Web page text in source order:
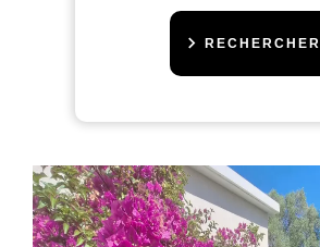
RECHERCHER